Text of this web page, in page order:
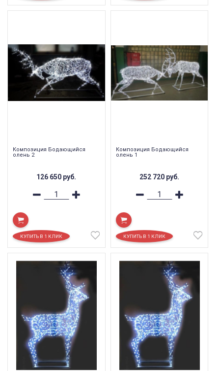
Композиция Бодающийся
олень 2
126 650 руб.
Композиция Бодающийся
олень 1
252 720 руб.